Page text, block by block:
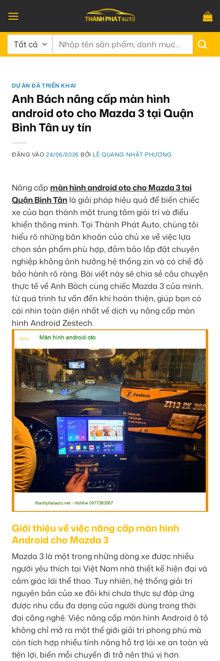
qua
nội
dung
Tìm
DỰ ÁN ĐÃ TRIỂN KHAI
Anh Bách nâng cấp màn hình
android oto cho Mazda 3 tại Quận
Bình Tân uy tín
ĐĂNG VÀO24/06/2026 BỞI LÊ QUANG NHẬT PHƯƠNG
Nâng cấp màn hình android oto cho Mazda 3 tại
Quận Bình Tân là giải pháp hiệu quả để biến chiếc
xe của bạn thành một trung tâm giải trí và điều
khiển thông minh. Tại Thành Phát Auto, chúng tôi
hiểu rõ những băn khoăn của chủ xe về việc lựa
chọn sản phẩm phù hợp, đảm bảo lắp đặt chuyên
nghiệp không ảnh hưởng hệ thống zin và có chế độ
bảo hành rõ ràng. Bài viết này sẽ chia sẻ câu chuyện
thực tế về Anh Bách cùng chiếc Mazda 3 của mình,
từ quá trình tư vấn đến khi hoàn thiện, giúp bạn có
cái nhìn toàn diện nhất về dịch vụ nâng cấp màn
hình Android Zestech.
Giới thiệu về việc nâng cấp màn hình
Android cho Mazda 3
Mazda 3 là một trong những dòng xe được nhiều
người yêu thích tại Việt Nam nhờ thiết kế hiện đại và
cảm giác lái thể thao. Tuy nhiên, hệ thống giải trí
nguyên bản của xe đôi khi chưa thực sự đáp ứng
được nhu cầu đa dạng của người dùng trong thời
đại công nghệ. Việc nâng cấp màn hình Android ô tô
không chỉ mở ra một thế giới giải trí phong phú mà
còn tích hợp nhiều tính năng hỗ trợ lái xe an toàn và
tiện lợi, biến mỗi chuyến đi trở nên thú vị hơn.